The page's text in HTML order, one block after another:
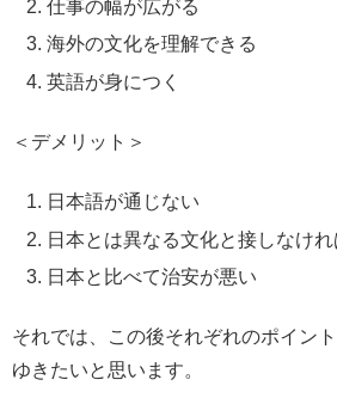
仕事の幅が広がる
海外の文化を理解できる
英語が身につく
＜デメリット＞
日本語が通じない
日本とは異なる文化と接しなけ
日本と比べて治安が悪い
それでは、この後それぞれのポイン
ゆきたいと思います。